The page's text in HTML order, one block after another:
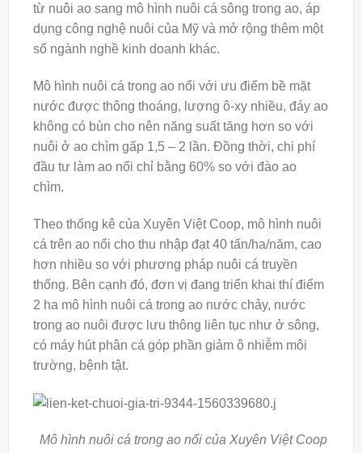
từ nuôi ao sang mô hình nuôi cá sông trong ao, áp
dụng công nghệ nuôi của Mỹ và mở rộng thêm một
số ngành nghề kinh doanh khác.
Mô hình nuôi cá trong ao nổi với ưu điểm bề mặt
nước được thông thoáng, lượng ô-xy nhiều, đáy ao
không có bùn cho nên năng suất tăng hơn so với
nuôi ở ao chìm gấp 1,5 – 2 lần. Đồng thời, chi phí
đầu tư làm ao nổi chỉ bằng 60% so với đào ao
chìm.
Theo thống kê của Xuyên Việt Coop, mô hình nuôi
cá trên ao nổi cho thu nhập đạt 40 tấn/ha/năm, cao
hơn nhiều so với phương pháp nuôi cá truyền
thống. Bên cạnh đó, đơn vị đang triển khai thí điểm
2 ha mô hình nuôi cá trong ao nước chảy, nước
trong ao nuôi được lưu thông liên tục như ở sông,
có máy hút phân cá góp phần giảm ô nhiễm môi
trường, bệnh tật.
Mô hình nuôi cá trong ao nổi của Xuyên Việt Coop